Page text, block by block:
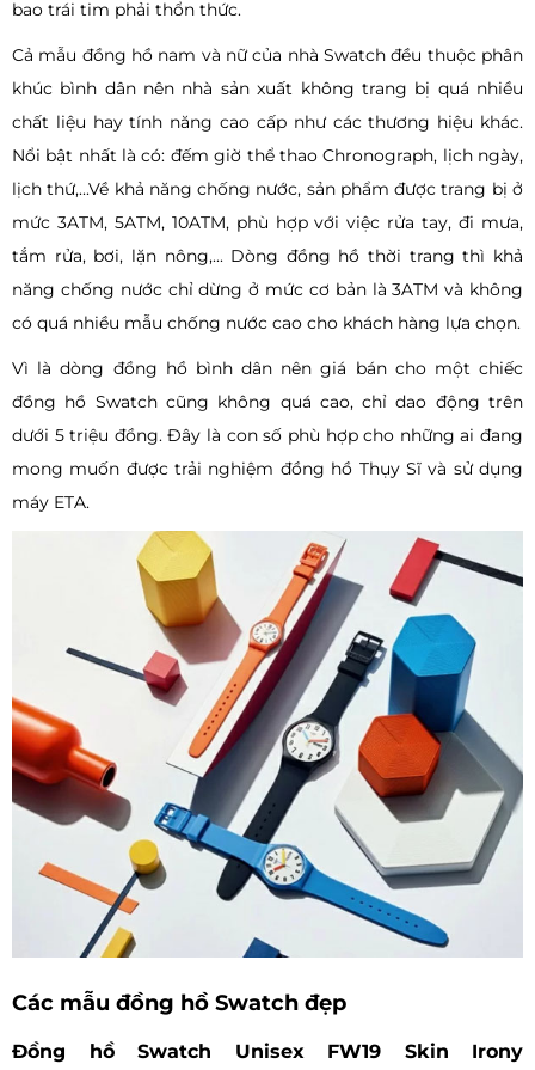
bao trái tim phải thổn thức.
Cả mẫu đồng hồ nam và nữ của nhà Swatch đều thuộc phân
khúc bình dân nên nhà sản xuất không trang bị quá nhiều
chất liệu hay tính năng cao cấp như các thương hiệu khác.
Nổi bật nhất là có: đếm giờ thể thao Chronograph, lịch ngày,
lịch thứ,...Về khả năng chống nước, sản phẩm được trang bị ở
mức 3ATM, 5ATM, 10ATM, phù hợp với việc rửa tay, đi mưa,
tắm rửa, bơi, lặn nông,... Dòng đồng hồ thời trang thì khả
năng chống nước chỉ dừng ở mức cơ bản là 3ATM và không
có quá nhiều mẫu chống nước cao cho khách hàng lựa chọn.
Vì là dòng đồng hồ bình dân nên giá bán cho một chiếc
đồng hồ Swatch cũng không quá cao, chỉ dao động trên
dưới 5 triệu đồng. Đây là con số phù hợp cho những ai đang
mong muốn được trải nghiệm đồng hồ Thụy Sĩ và sử dụng
máy ETA.
Các mẫu đồng hồ Swatch đẹp
Đồng hồ Swatch Unisex FW19 Skin Irony